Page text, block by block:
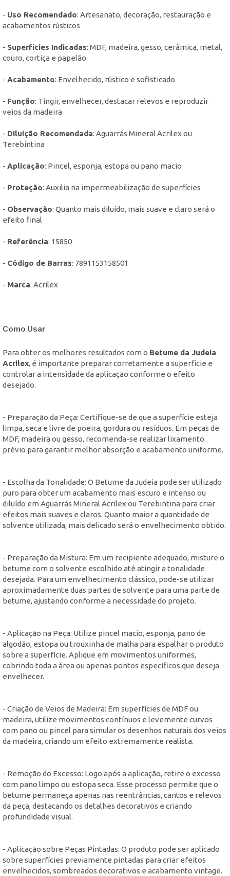
- Uso Recomendado: Artesanato, decoração, restauração e
acabamentos rústicos
- Superfícies Indicadas: MDF, madeira, gesso, cerâmica, metal,
couro, cortiça e papelão
- Acabamento: Envelhecido, rústico e sofisticado
- Função: Tingir, envelhecer, destacar relevos e reproduzir
veios da madeira
- Diluição Recomendada: Aguarrás Mineral Acrilex ou
Terebintina
- Aplicação: Pincel, esponja, estopa ou pano macio
- Proteção: Auxilia na impermeabilização de superfícies
- Observação: Quanto mais diluído, mais suave e claro será o
efeito final
- Referência: 15850
- Código de Barras: 7891153158501
- Marca: Acrilex
Como Usar
Para obter os melhores resultados com o Betume da Judeia
Acrilex, é importante preparar corretamente a superfície e
controlar a intensidade da aplicação conforme o efeito
desejado.
- Preparação da Peça: Certifique-se de que a superfície esteja
limpa, seca e livre de poeira, gordura ou resíduos. Em peças de
MDF, madeira ou gesso, recomenda-se realizar lixamento
prévio para garantir melhor absorção e acabamento uniforme.
- Escolha da Tonalidade: O Betume da Judeia pode ser utilizado
puro para obter um acabamento mais escuro e intenso ou
diluído em Aguarrás Mineral Acrilex ou Terebintina para criar
efeitos mais suaves e claros. Quanto maior a quantidade de
solvente utilizada, mais delicado será o envelhecimento obtido.
- Preparação da Mistura: Em um recipiente adequado, misture o
betume com o solvente escolhido até atingir a tonalidade
desejada. Para um envelhecimento clássico, pode-se utilizar
aproximadamente duas partes de solvente para uma parte de
betume, ajustando conforme a necessidade do projeto.
- Aplicação na Peça: Utilize pincel macio, esponja, pano de
algodão, estopa ou trouxinha de malha para espalhar o produto
sobre a superfície. Aplique em movimentos uniformes,
cobrindo toda a área ou apenas pontos específicos que deseja
envelhecer.
- Criação de Veios de Madeira: Em superfícies de MDF ou
madeira, utilize movimentos contínuos e levemente curvos
com pano ou pincel para simular os desenhos naturais dos veios
da madeira, criando um efeito extremamente realista.
- Remoção do Excesso: Logo após a aplicação, retire o excesso
com pano limpo ou estopa seca. Esse processo permite que o
betume permaneça apenas nas reentrâncias, cantos e relevos
da peça, destacando os detalhes decorativos e criando
profundidade visual.
- Aplicação sobre Peças Pintadas: O produto pode ser aplicado
sobre superfícies previamente pintadas para criar efeitos
envelhecidos, sombreados decorativos e acabamento vintage.